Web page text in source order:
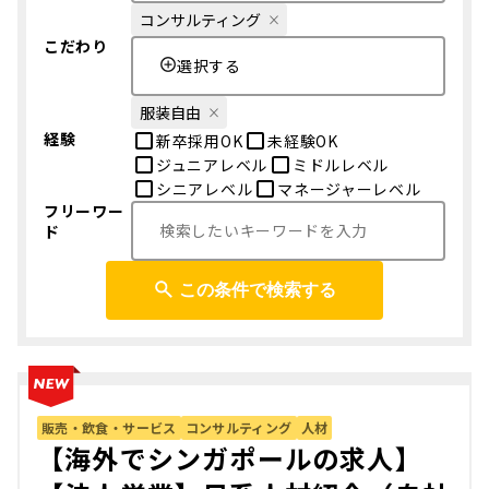
コンサルティング
こだわり
選択する
服装自由
経験
新卒採用OK
未経験OK
ジュニアレベル
ミドルレベル
シニアレベル
マネージャーレベル
フリーワー
ド
この条件で検索する
販売・飲食・サービス コンサルティング 人材
【海外でシンガポールの求人】